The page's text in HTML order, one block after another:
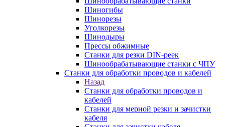
Шиногибы
Шинорезы
Уголкорезы
Шинодыры
Прессы обжимные
Станки для резки DIN-реек
Шинообрабатывающие станки с ЧПУ
Станки для обработки проводов и кабелей
Назад
Станки для обработки проводов и
кабелей
Станки для мерной резки и зачистки
кабеля